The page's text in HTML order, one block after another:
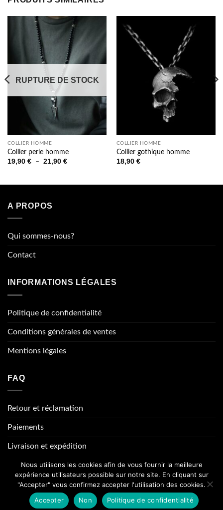
RUPTURE DE STOCK
COLLIER HOMME
Collier perle homme
19,90 € – 21,90 €Plage
à
COLLIER HOMME
Collier gothique homme
18,90 €
A PROPOS
Qui sommes-nous?
Contact
INFORMATIONS LÉGALES
Politique de confidentialité
Conditions générales de ventes
Mentions légales
FAQ
Retour et réclamation
Paiements
Livraison et expédition
Visa PayPal Stripe MasterCardCash
On
Delivery
Copyright 2026 © www.bijou-homme.com
Nous utilisons les cookies afin de vous fournir la meilleure
expérience utilisateurs possible sur notre site. En cliquant sur
"Accepter" vous confirmez accepter l'utilisation des cookies.
Accepter
Non Politique de confidentialité